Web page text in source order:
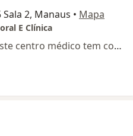
2, Manaus • Mapa
E Clínica
Nenhum profissional neste centro médico tem consultas disponíveis